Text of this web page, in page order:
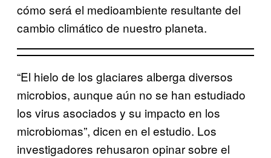
cómo será el medioambiente resultante del
cambio climático de nuestro planeta.
“El hielo de los glaciares alberga diversos
microbios, aunque aún no se han estudiado
los virus asociados y su impacto en los
microbiomas”, dicen en el estudio. Los
investigadores rehusaron opinar sobre el